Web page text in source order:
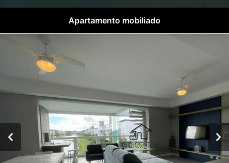
Apartamento mobiliado